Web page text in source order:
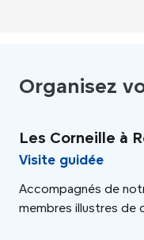
Organisez
Les Corneille à
Visite guidée
Accompagnés de
membres illustres de